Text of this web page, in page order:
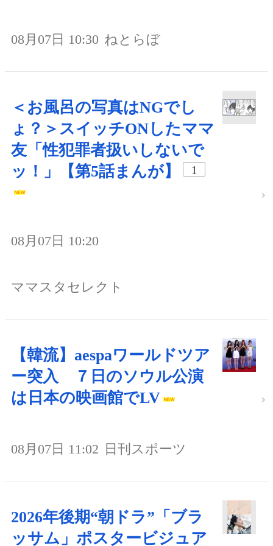
08月07日 10:30 ねとらぼ
＜お風呂の写真はNGでし
ょ？＞スイッチONしたママ
友「性犯罪者扱いしないで
ッ！」【第5話まんが】
1
08月07日 10:20
ママスタセレクト
【韓流】aespaワールドツア
ー突入 ７日のソウル公演
は日本の映画館でLV
08月07日 11:02 日刊スポーツ
2026年後期“朝ドラ”「ブラ
ッサム」ポスタービジュア